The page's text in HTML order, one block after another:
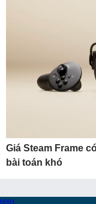
Giá Steam Frame
bài toán khó
MXH